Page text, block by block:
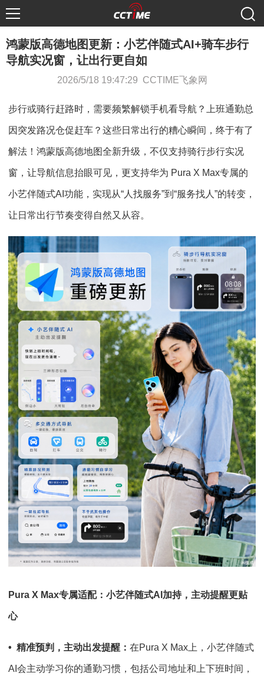
鸿蒙版高德地图更新：小艺伴随式AI+骑车步行
导航实况窗，让出行更自如
2026/5/18 19:47:29 CCTIME飞象网
步行或骑行赶路时，需要频繁解锁手机看导航？上班通勤总
因突发路况仓促赶车？这些日常出行的糟心瞬间，终于有了
解法！鸿蒙版高德地图全新升级，不仅支持骑行步行实况
窗，让导航信息抬眼可见，更支持华为 Pura X Max专属的
小艺伴随式AI功能，实现从“人找服务”到“服务找人”的转变，
让日常出行节奏变得自然又从容。
Pura X Max专属适配： 小艺伴随式AI 加持，主动提醒更贴
心
• 精准预判， 主动出发提醒 ： 在Pura X Max上，小艺伴随式
AI会主动学习你的通勤习惯，包括公司地址和上下班时间，